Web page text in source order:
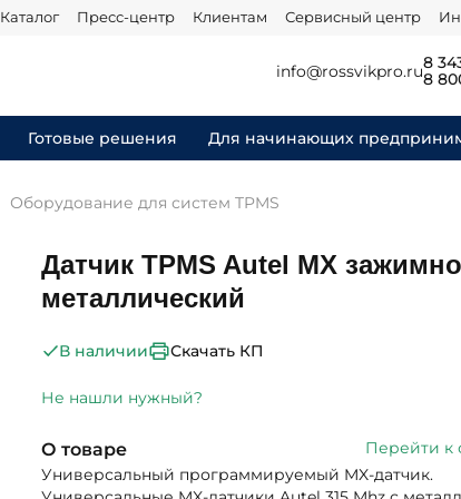
Каталог Пресс-центр Клиентам Сервисный центр
info@rossvikpro.ru8
8
Готовые решения Для начинающих
Оборудование для систем TPMS
Датчик TPMS Autel MX
металлический
В наличии Скачать КП
Не нашли нужный?
О товаре
Перейти к
Универсальный программируемый MX-датчик.